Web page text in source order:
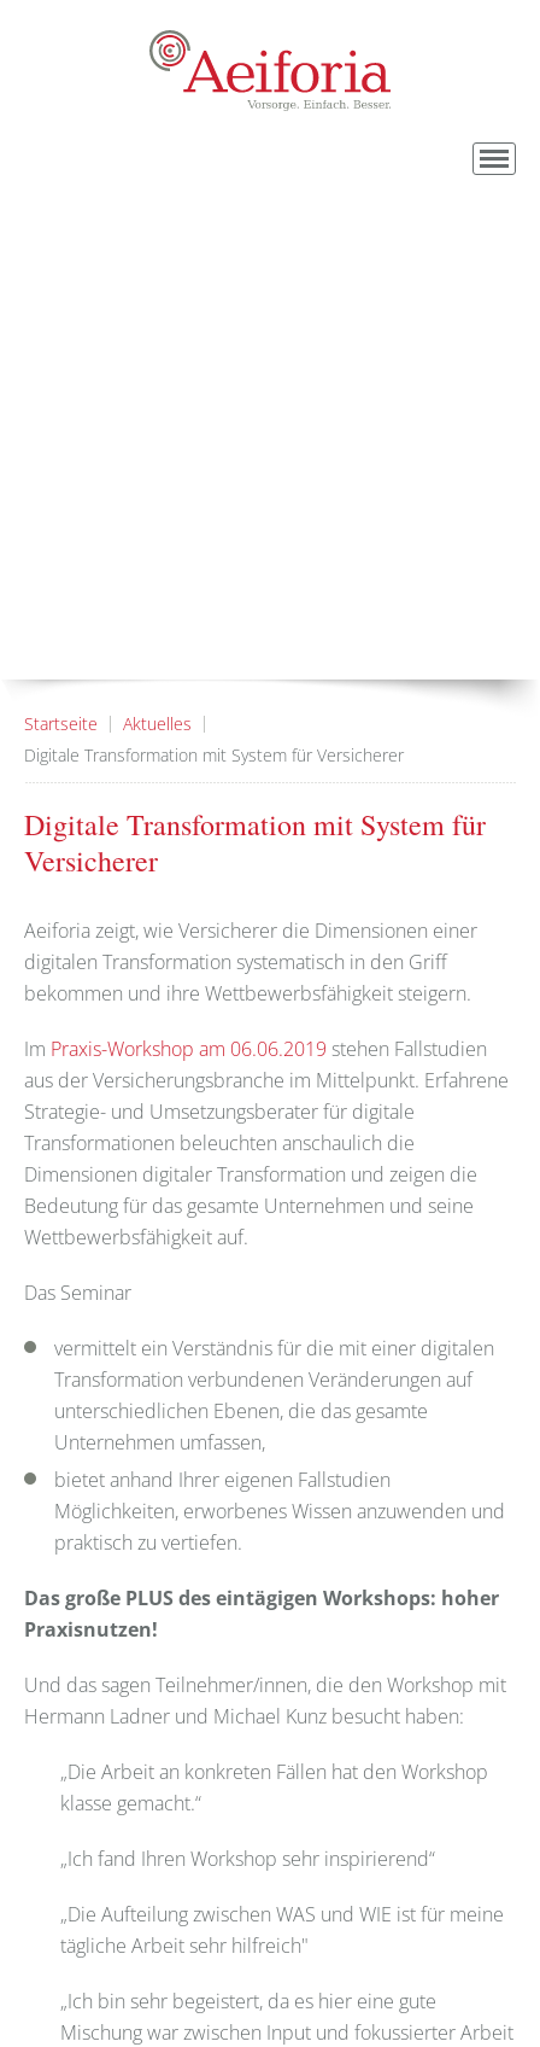
Startseite
Aktuelles
Digitale Transformation mit System für Versicherer
Digitale Transformation mit System für
Versicherer
Aeiforia zeigt, wie Versicherer die Dimensionen einer
digitalen Transformation systematisch in den Griff
bekommen und ihre Wettbewerbsfähigkeit steigern.
Im Praxis-Workshop am 06.06.2019 stehen Fallstudien
aus der Versicherungsbranche im Mittelpunkt. Erfahrene
Strategie- und Umsetzungsberater für digitale
Transformationen beleuchten anschaulich die
Dimensionen digitaler Transformation und zeigen die
Bedeutung für das gesamte Unternehmen und seine
Wettbewerbsfähigkeit auf.
Das Seminar
vermittelt ein Verständnis für die mit einer digitalen
Transformation verbundenen Veränderungen auf
unterschiedlichen Ebenen, die das gesamte
Unternehmen umfassen,
bietet anhand Ihrer eigenen Fallstudien
Möglichkeiten, erworbenes Wissen anzuwenden und
praktisch zu vertiefen.
Das große PLUS des eintägigen Workshops: hoher
Praxisnutzen!
Und das sagen Teilnehmer/innen, die den Workshop mit
Hermann Ladner und Michael Kunz besucht haben:
„Die Arbeit an konkreten Fällen hat den Workshop
klasse gemacht.“
„Ich fand Ihren Workshop sehr inspirierend“
„Die Aufteilung zwischen WAS und WIE ist für meine
tägliche Arbeit sehr hilfreich"
„Ich bin sehr begeistert, da es hier eine gute
Mischung war zwischen Input und fokussierter Arbeit